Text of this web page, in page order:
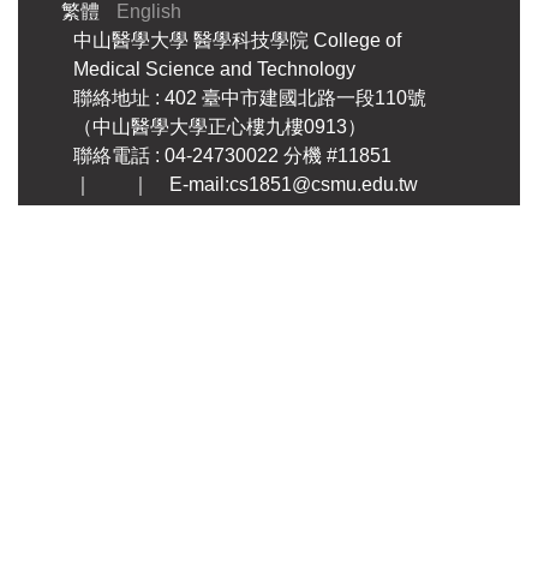
繁體
English
中山醫學大學 醫學科技學院 College of
Medical Science and Technology
聯絡地址 : 402 臺中市建國北路一段110號
（中山醫學大學正心樓九樓0913）
聯絡電話 : 04-24730022 分機 #11851
｜ ｜ E-mail:cs1851@csmu.edu.tw